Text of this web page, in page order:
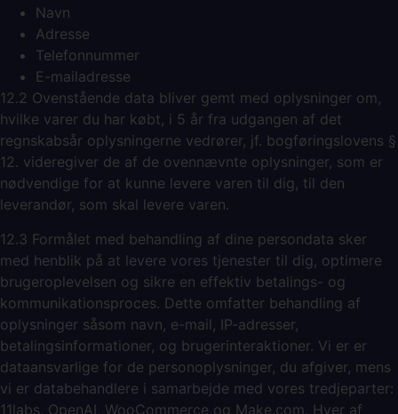
Navn
Adresse
Telefonnummer
E-mailadresse
12.2 Ovenstående data bliver gemt med oplysninger om,
hvilke varer du har købt, i 5 år fra udgangen af det
regnskabsår oplysningerne vedrører, jf. bogføringslovens §
12. videregiver de af de ovennævnte oplysninger, som er
nødvendige for at kunne levere varen til dig, til den
leverandør, som skal levere varen.
12.3 Formålet med behandling af dine persondata sker
med henblik på at levere vores tjenester til dig, optimere
brugeroplevelsen og sikre en effektiv betalings- og
kommunikationsproces. Dette omfatter behandling af
oplysninger såsom navn, e-mail, IP-adresser,
betalingsinformationer, og brugerinteraktioner. Vi er er
dataansvarlige for de personoplysninger, du afgiver, mens
vi er databehandlere i samarbejde med vores tredjeparter:
11labs, OpenAI, WooCommerce og Make.com. Hver af